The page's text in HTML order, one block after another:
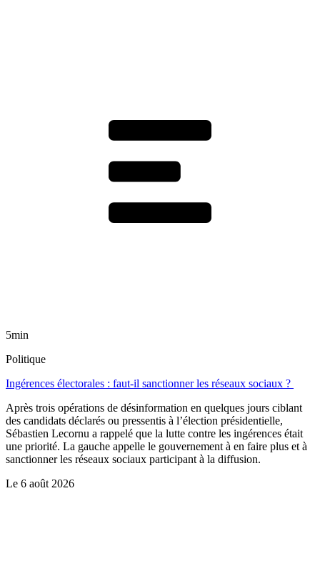
5min
Politique
Ingérences électorales : faut-il sanctionner les réseaux sociaux ?
Après trois opérations de désinformation en quelques jours ciblant
des candidats déclarés ou pressentis à l’élection présidentielle,
Sébastien Lecornu a rappelé que la lutte contre les ingérences était
une priorité. La gauche appelle le gouvernement à en faire plus et à
sanctionner les réseaux sociaux participant à la diffusion.
Le 6 août 2026